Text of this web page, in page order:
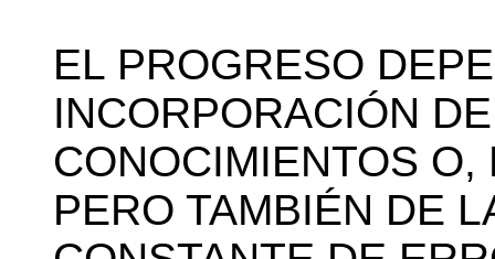
EL PROGRESO
INCORPORACIÓN
CONOCIMIENTOS
PERO TAMBIÉN DE